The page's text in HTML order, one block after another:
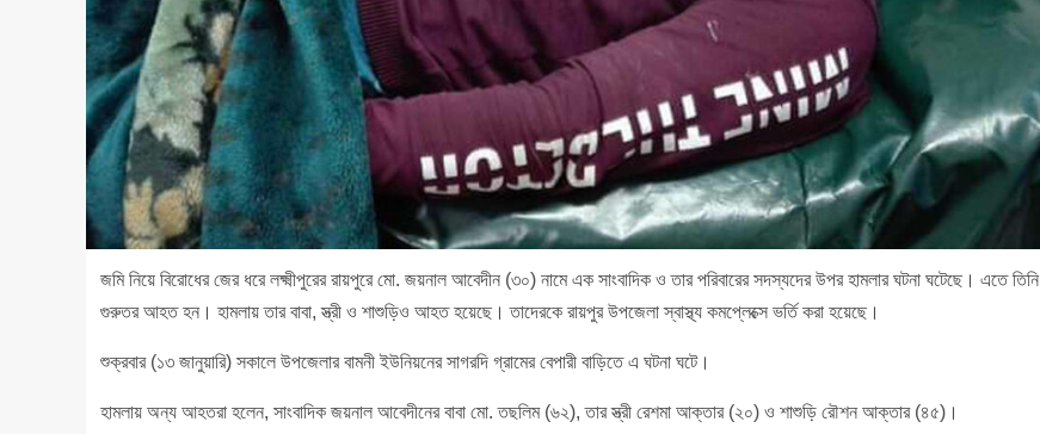
জমি নিয়ে বিরোধের জের ধরে লক্ষ্মীপুরের রায়পুরে মো. জয়নাল আবেদীন (৩০) নামে এক সাংবাদিক ও তার পরিবারের সদস্যদের উপর হামলার ঘটনা ঘটেছে। এতে তিনি
গুরুতর আহত হন। হামলায় তার বাবা, স্ত্রী ও শাশুড়িও আহত হয়েছে। তাদেরকে রায়পুর উপজেলা স্বাস্থ্য কমপ্লেক্সে ভর্তি করা হয়েছে।
শুক্রবার (১৩ জানুয়ারি) সকালে উপজেলার বামনী ইউনিয়নের সাগরদি গ্রামের বেপারী বাড়িতে এ ঘটনা ঘটে।
হামলায় অন্য আহতরা হলেন, সাংবাদিক জয়নাল আবেদীনের বাবা মো. তছলিম (৬২), তার স্ত্রী রেশমা আক্তার (২০) ও শাশুড়ি রৌশন আক্তার (৪৫)।